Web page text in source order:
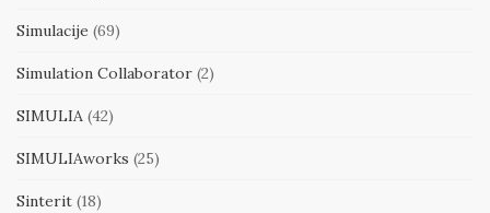
Simulacije (69)
Simulation Collaborator (2)
SIMULIA (42)
SIMULIAworks (25)
Sinterit (18)